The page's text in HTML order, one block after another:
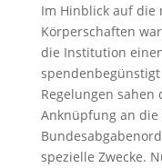
Im Hinblick auf die
Körperschaften
die Institution
Regelungen sahen
Anknüpfung an
spezielle Zwecke.